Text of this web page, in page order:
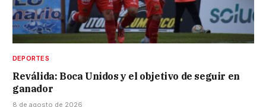
DEPORTES
Reválida: Boca Unidos y el objetivo de seguir en
ganador
8 de agosto de 2026